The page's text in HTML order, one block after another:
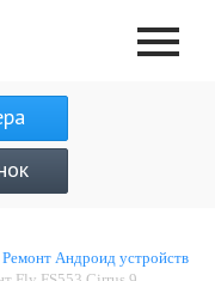
Ремонт Андроид устройств